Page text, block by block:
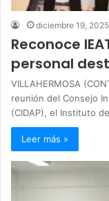
diciembre 19, 2025
Reconoce
personal
VILLAHERMOSA
reunión del Consejo
(CIDAP), el Instituto
Leer más »